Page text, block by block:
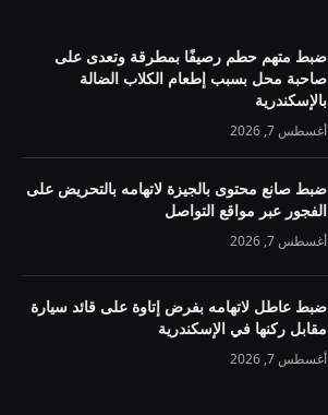
ضبط متهم حطم رصيفًا بمطرقة وتعدى على
صاحبة محل بسبب إطعام الكلاب الضالة
بالإسكندرية
أغسطس 7, 2026
ضبط صانع محتوى بالجيزة لاتهامه بالتحريض على
الفجور عبر مواقع التواصل
أغسطس 7, 2026
ضبط عاطل لاتهامه بفرض إتاوة على قائد سيارة
مقابل ركنها في الإسكندرية
أغسطس 7, 2026